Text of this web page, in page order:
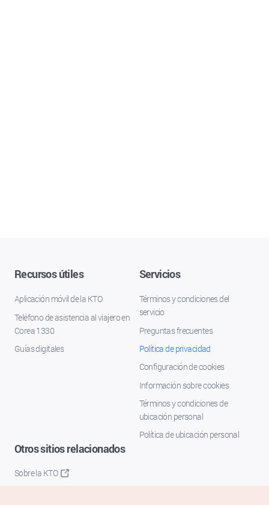
Recursos útiles
Aplicación móvil de la KTO
Teléfono de asistencia al viajero en
Corea 1330
Guías digitales
Servicios
Términos y condiciones del
servicio
Preguntas frecuentes
Política de privacidad
Configuración de cookies
Información sobre cookies
Términos y condiciones de
ubicación personal
Política de ubicación personal
Otros sitios relacionados
Sobre la KTO